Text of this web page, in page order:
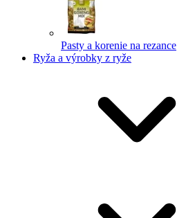
Pasty a korenie na rezance
Ryža a výrobky z ryže